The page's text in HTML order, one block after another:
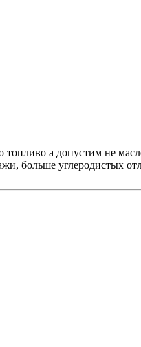
а допустим не
больше углеродистых